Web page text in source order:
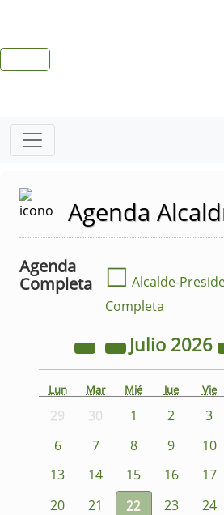
Agenda
Agenda
Completa
☐ Alcalde-
Completa
Julio 2026
Lun Mar Mié Jue Vie
29 30 1 2 3
6
7 8 9 10
13
14 15 16 17
20
21 22 23 24